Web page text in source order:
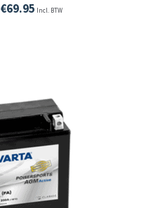
€69.95 Incl. BTW